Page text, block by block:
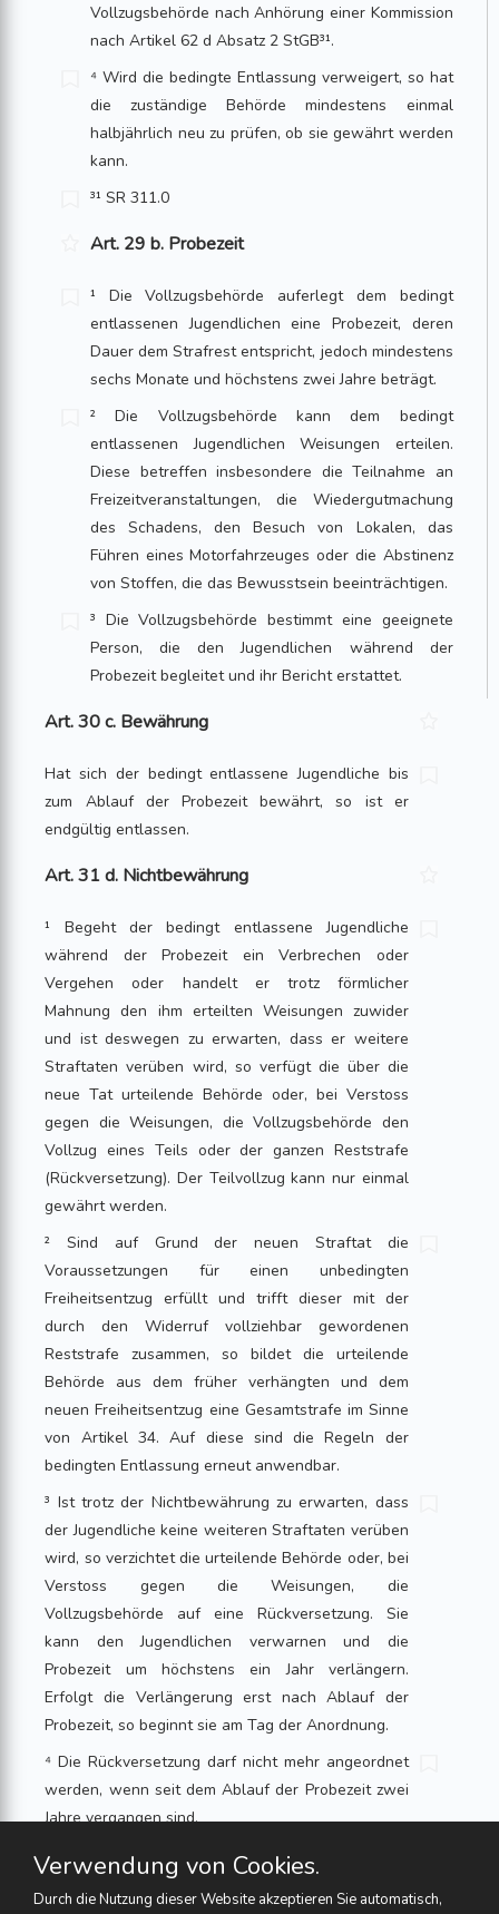
Vollzugsbehörde nach Anhörung einer Kommission
nach Artikel 62 d Absatz 2 StGB³¹.
⁴ Wird die bedingte Entlassung verweigert, so hat
die zuständige Behörde mindes­tens einmal
halbjährlich neu zu prüfen, ob sie gewährt werden
kann.
³¹ SR 311.0
Art. 29 b. Probezeit
¹ Die Vollzugsbehörde auferlegt dem bedingt
entlassenen Jugendlichen eine Probezeit, deren
Dauer dem Strafrest entspricht, jedoch mindestens
sechs Monate und höchs­tens zwei Jahre beträgt.
² Die Vollzugsbehörde kann dem bedingt
entlassenen Jugendlichen Weisungen erteilen.
Diese betreffen insbesondere die Teilnahme an
Freizeitveranstaltungen, die Wiedergutmachung
des Schadens, den Besuch von Lokalen, das
Führen eines Motorfahrzeuges oder die Abstinenz
von Stoffen, die das Bewusstsein beeinträchtigen.
³ Die Vollzugsbehörde bestimmt eine geeignete
Person, die den Jugendlichen während der
Probezeit begleitet und ihr Bericht erstattet.
Art. 30 c. Bewährung
Hat sich der bedingt entlassene Jugendliche bis
zum Ablauf der Probezeit bewährt, so ist er
endgültig entlassen.
Art. 31 d. Nichtbewährung
¹ Begeht der bedingt entlassene Jugendliche
während der Probezeit ein Verbrechen oder
Vergehen oder handelt er trotz förmlicher
Mahnung den ihm erteilten Weisungen zuwider
und ist deswegen zu erwarten, dass er weitere
Straftaten verüben wird, so verfügt die über die
neue Tat urteilende Behörde oder, bei Verstoss
gegen die Weisungen, die Vollzugsbehörde den
Vollzug eines Teils oder der ganzen Reststrafe
(Rückversetzung). Der Teilvollzug kann nur einmal
gewährt werden.
² Sind auf Grund der neuen Straftat die
Voraussetzungen für einen unbedingten
Freiheitsentzug erfüllt und trifft dieser mit der
durch den Widerruf vollziehbar gewordenen
Reststrafe zusammen, so bildet die urteilende
Behörde aus dem früher verhängten und dem
neuen Freiheitsentzug eine Gesamtstrafe im Sinne
von Artikel 34. Auf diese sind die Regeln der
bedingten Entlassung erneut anwendbar.
³ Ist trotz der Nichtbewährung zu erwarten, dass
der Jugendliche keine weiteren Straftaten verüben
wird, so verzichtet die urteilende Behörde oder, bei
Verstoss gegen die Weisungen, die
Vollzugsbehörde auf eine Rückversetzung. Sie
kann den Jugendlichen verwarnen und die
Probezeit um höchstens ein Jahr verlängern.
Erfolgt die Verlängerung erst nach Ablauf der
Probezeit, so beginnt sie am Tag der Anordnung.
⁴ Die Rückversetzung darf nicht mehr angeordnet
werden, wenn seit dem Ablauf der Probezeit zwei
Jahre vergangen sind.
⁵ Ist für die Beurteilung der neuen Tat das StGB³²
anwendbar, so wendet die urteilende Behörde
Verwendung von Cookies.
Durch die Nutzung dieser Website akzeptieren Sie automatisch,